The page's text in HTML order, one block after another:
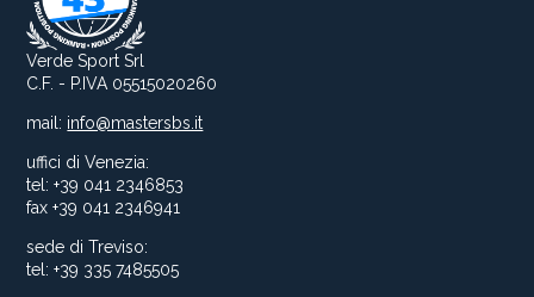
Verde Sport Srl
C.F. - P.IVA 05515020260
mail: info@mastersbs.it
uffici di Venezia:
tel: +39 041 2346853
fax +39 041 2346941
sede di Treviso:
tel: +39 335 7485505